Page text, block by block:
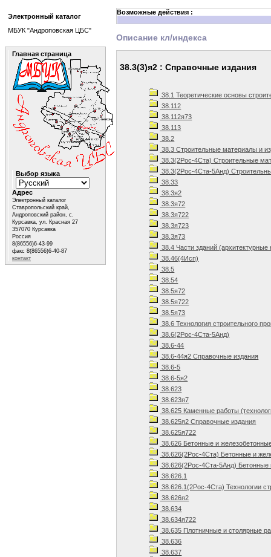
Возможные действия :
Описание кл/индекса
38.3(3)я2 : Справочные издания
38.1 Теоретические основы
38.112
38.112я73
38.113
38.2
38.3 Строительные материалы и
38.3(2Рос-4Ста) Строительные
38.3(2Рос-4Ста-5Анд)
38.33
38.3я2
38.3я72
38.3я722
38.3я723
38.3я73
38.4 Части зданий (архитектурные
38.46(4Исп)
38.5
38.54
38.5я72
38.5я722
38.5я73
38.6 Технология строительного
38.6(2Рос-4Ста-5Анд)
38.6-44
38.6-44я2 Справочные издания
38.6-5
38.6-5я2
38.623
38.623я7
38.625 Каменные работы
38.625я2 Справочные издания
38.625я722
38.626 Бетонные и
38.626(2Рос-4Ста) Бетонные и
38.626(2Рос-4Ста-5Анд) Бетонные
38.626.1
38.626.1(2Рос-4Ста) Технологии
38.626я2
38.634
38.634я722
38.635 Плотничные и столярные
38.636
38.637
Электронный каталог
МБУК "Андроповская ЦБС"
Главная страница
Выбор языка
Адрес
Электронный каталог
Ставропольский край,
Андроповский район, с.
Курсавка, ул. Красная 27
357070 Курсавка
Россия
8(86556)6-43-99
факс 8(86556)6-40-87
контакт